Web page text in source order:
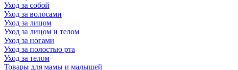
Уход за собой
Уход за волосами
Уход за лицом
Уход за лицом и телом
Уход за ногами
Уход за полостью рта
Уход за телом
Товары для мамы и малышей